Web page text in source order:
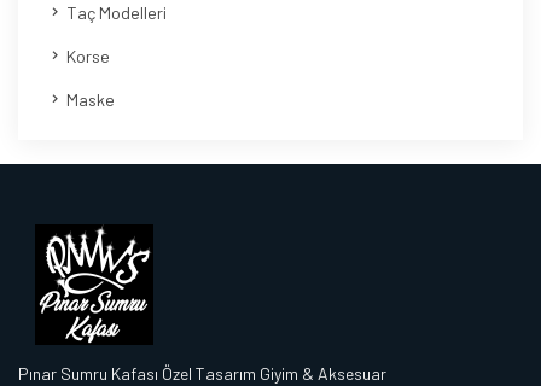
Taç Modelleri
Korse
Maske
Pınar Sumru Kafası Özel Tasarım Giyim & Aksesuar